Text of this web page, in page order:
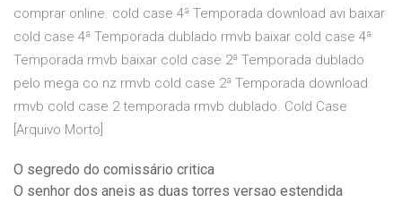
comprar online. cold case 4ª Temporada download avi baixar
cold case 4ª Temporada dublado rmvb baixar cold case 4ª
Temporada rmvb baixar cold case 2ª Temporada dublado
pelo mega co nz rmvb cold case 2ª Temporada download
rmvb cold case 2 temporada rmvb dublado. Cold Case
[Arquivo Morto]
O segredo do comissário critica
O senhor dos aneis as duas torres versao estendida